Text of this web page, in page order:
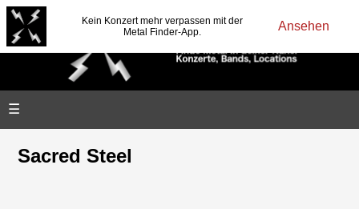
Kein Konzert mehr verpassen mit der
Metal Finder-App.
Ansehen
☰
Sacred Steel